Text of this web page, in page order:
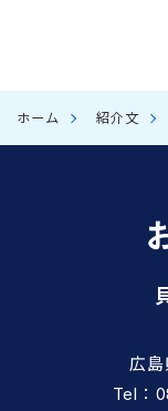
ホーム 紹介文
広
Tel：